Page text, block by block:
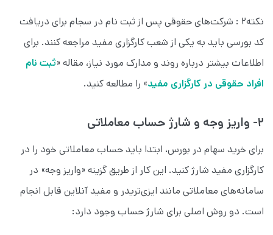
نکته۲ : شرکت‌های حقوقی پس از ثبت نام در سجام برای دریافت
کد بورسی باید به یکی از شعب کارگزاری مفید مراجعه کنند. برای
اطلاعات بیشتر درباره روند و مدارک مورد نیاز، مقاله «ثبت نام
افراد حقوقی در کارگزاری مفید» را مطالعه کنید.
۲- واریز وجه و شارژ حساب معاملاتی
برای خرید سهام در بورس، ابتدا باید حساب معاملاتی خود را در
کارگزاری مفید شارژ کنید. این کار از طریق گزینه «واریز وجه» در
سامانه‌های معاملاتی مانند ایزی‌تریدر و مفید آنلاین قابل انجام
است. دو روش اصلی برای شارژ حساب وجود دارد: